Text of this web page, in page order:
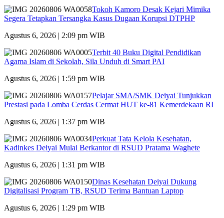
Tokoh Kamoro Desak Kejari Mimika
Segera Tetapkan Tersangka Kasus Dugaan Korupsi DTPHP
Agustus 6, 2026 | 2:09 pm WIB
Terbit 40 Buku Digital Pendidikan
Agama Islam di Sekolah, Sila Unduh di Smart PAI
Agustus 6, 2026 | 1:59 pm WIB
Pelajar SMA/SMK Deiyai Tunjukkan
Prestasi pada Lomba Cerdas Cermat HUT ke-81 Kemerdekaan RI
Agustus 6, 2026 | 1:37 pm WIB
Perkuat Tata Kelola Kesehatan,
Kadinkes Deiyai Mulai Berkantor di RSUD Pratama Waghete
Agustus 6, 2026 | 1:31 pm WIB
Dinas Kesehatan Deiyai Dukung
Digitalisasi Program TB, RSUD Terima Bantuan Laptop
Agustus 6, 2026 | 1:29 pm WIB